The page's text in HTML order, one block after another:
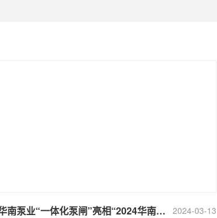
2024-03-13
华南泵业“一体化泵闸”亮相“2024华南水环境大会”